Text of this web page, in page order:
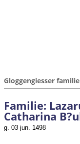
Gloggengiesser
Familie:
Catharina
g. 03 jun. 1498